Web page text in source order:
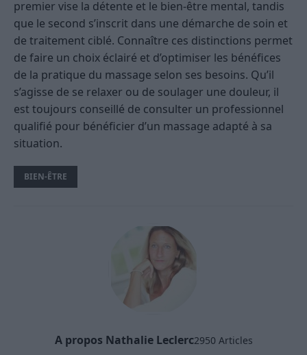
premier vise la détente et le bien-être mental, tandis
que le second s’inscrit dans une démarche de soin et
de traitement ciblé. Connaître ces distinctions permet
de faire un choix éclairé et d’optimiser les bénéfices
de la pratique du massage selon ses besoins. Qu’il
s’agisse de se relaxer ou de soulager une douleur, il
est toujours conseillé de consulter un professionnel
qualifié pour bénéficier d’un massage adapté à sa
situation.
BIEN-ÊTRE
A propos Nathalie Leclerc2950 Articles